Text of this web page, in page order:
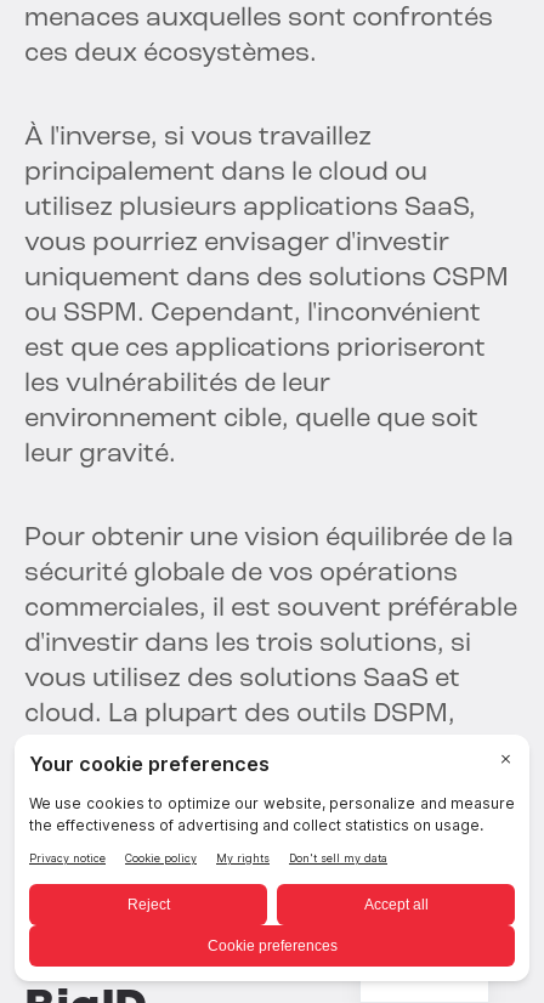
menaces auxquelles sont confrontés
ces deux écosystèmes.
À l'inverse, si vous travaillez
principalement dans le cloud ou
utilisez plusieurs applications SaaS,
vous pourriez envisager d'investir
uniquement dans des solutions CSPM
ou SSPM. Cependant, l'inconvénient
est que ces applications prioriseront
les vulnérabilités de leur
environnement cible, quelle que soit
leur gravité.
Pour obtenir une vision équilibrée de la
sécurité globale de vos opérations
commerciales, il est souvent préférable
d'investir dans les trois solutions, si
vous utilisez des solutions SaaS et
cloud. La plupart des outils DSPM,
CSPM et SSPM s'intègrent facilement,
complète et robuste.
Améliorez la sécurité
de vos données avec
French